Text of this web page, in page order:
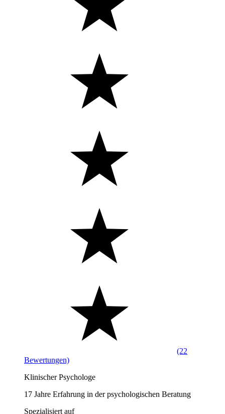
(22
Bewertungen)
Klinischer Psychologe
17 Jahre Erfahrung in der psychologischen Beratung
Spezialisiert auf